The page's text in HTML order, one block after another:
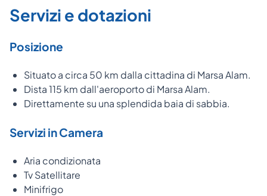
Servizi e dotazioni
Posizione
Situato a circa 50 km dalla cittadina di Marsa Alam.
Dista 115 km dall'aeroporto di Marsa Alam.
Direttamente su una splendida baia di sabbia.
Servizi in Camera
Aria condizionata
Tv Satellitare
Minifrigo